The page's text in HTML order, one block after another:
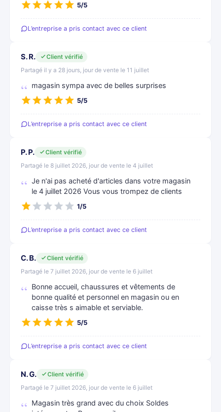
5/5
L’entreprise a pris contact avec ce client
S. R.
Client vérifié
Partagé il y a 28 jours, jour de vente le 11 juillet
magasin sympa avec de belles surprises
5/5
L’entreprise a pris contact avec ce client
P. P.
Client vérifié
Partagé le 8 juillet 2026, jour de vente le 4 juillet
Je n'ai pas acheté d'articles dans votre magasin
le 4 juillet 2026 Vous vous trompez de clients
1/5
L’entreprise a pris contact avec ce client
C. B.
Client vérifié
Partagé le 7 juillet 2026, jour de vente le 6 juillet
Bonne accueil, chaussures et vêtements de
bonne qualité et personnel en magasin ou en
caisse très s aimable et serviable.
5/5
L’entreprise a pris contact avec ce client
N. G.
Client vérifié
Partagé le 7 juillet 2026, jour de vente le 6 juillet
Magasin très grand avec du choix Soldes